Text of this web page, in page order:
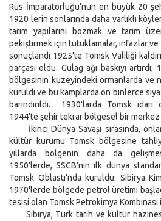
Rus İmparatorluğu'nun en büyük 20
1920 lerin sonlarında daha varlıklı
tarım yapılarını bozmak ve tarım
pekiştirmek için tutuklamalar, infazlar
sonuçlandı 1925'te Tomsk Valiliği
parçası oldu. Gulag ağı baskıyı
bölgesinin kuzeyindeki ormanlarda ve
kuruldı ve bu kamplarda on binlerce
barındırıldı. 1930'larda Tomsk
1944'te şehir tekrar bölgesel bir
İkinci Dünya Savaşı sırasında,
kültür kurumu Tomsk bölgesine
yıllarda bölgenin daha da
1950'lerde, SSCB'nin ilk dünya
Tomsk Oblastı'nda kuruldu: Sibirya
1970'lerde bölgede petrol üretimi
tesisi olan Tomsk Petrokimya Kombinası
Sibirya, Türk tarih ve kültür